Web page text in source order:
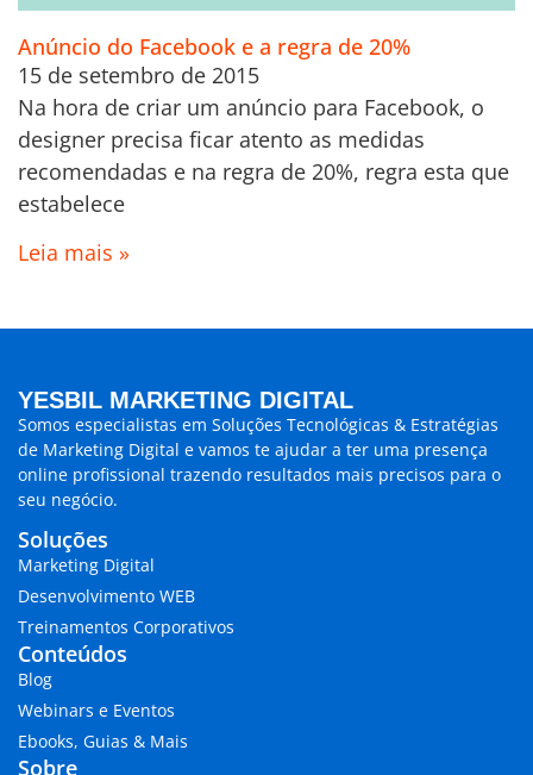
Anúncio do Facebook e a regra de 20%
15 de setembro de 2015
Na hora de criar um anúncio para Facebook, o
designer precisa ficar atento as medidas
recomendadas e na regra de 20%, regra esta que
estabelece
Leia mais »
YESBIL MARKETING DIGITAL
Somos especialistas em Soluções Tecnológicas & Estratégias
de Marketing Digital e vamos te ajudar a ter uma presença
online profissional trazendo resultados mais precisos para o
seu negócio.
Soluções
Marketing Digital
Desenvolvimento WEB
Treinamentos Corporativos
Conteúdos
Blog
Webinars e Eventos
Ebooks, Guias & Mais
Sobre